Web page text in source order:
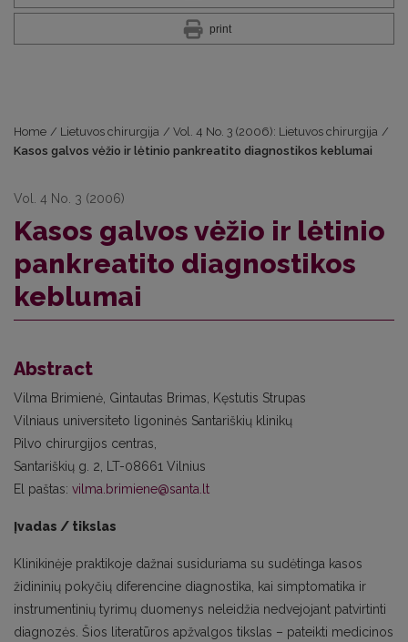
print
Home / Lietuvos chirurgija / Vol. 4 No. 3 (2006): Lietuvos chirurgija /
Kasos galvos vėžio ir lėtinio pankreatito diagnostikos keblumai
Vol. 4 No. 3 (2006)
Kasos galvos vėžio ir lėtinio
pankreatito diagnostikos
keblumai
Abstract
Vilma Brimienė, Gintautas Brimas, Kęstutis Strupas
Vilniaus universiteto ligoninės Santariškių klinikų
Pilvo chirurgijos centras,
Santariškių g. 2, LT-08661 Vilnius
El paštas: vilma.brimiene@santa.lt
Įvadas / tikslas
Klinikinėje praktikoje dažnai susiduriama su sudėtinga kasos
židininių pokyčių diferencine diagnostika, kai simptomatika ir
instrumentinių tyrimų duomenys neleidžia nedvejojant patvirtinti
diagnozės. Šios literatūros apžvalgos tikslas – pateikti medicinos